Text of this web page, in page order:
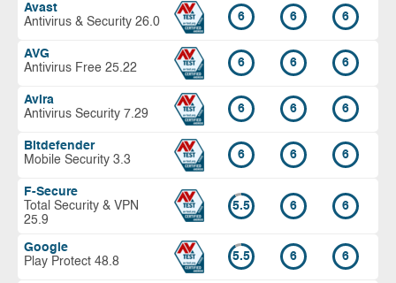
Avast
Antivirus & Security 26.0
6 6 6
AVG
Antivirus Free 25.22
6 6 6
Avira
Antivirus Security 7.29
6 6 6
Bitdefender
Mobile Security 3.3
6 6 6
F-Secure
Total Security & VPN
25.9
5.5 6 6
Google
Play Protect 48.8
5.5 6 6